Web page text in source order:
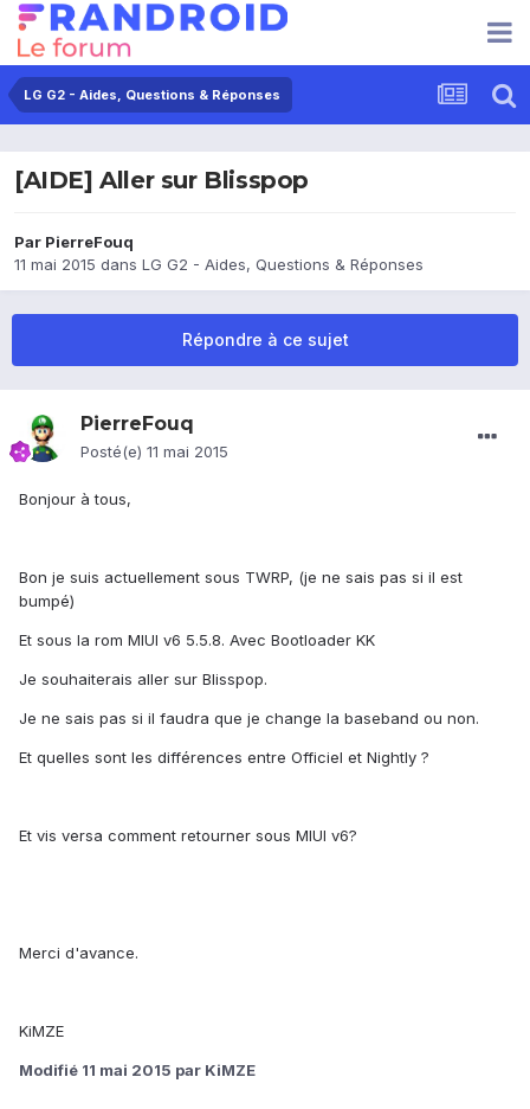
LG G2 - Aides, Questions & Réponses
[AIDE] Aller sur Blisspop
Par PierreFouq
11 mai 2015 dans LG G2 - Aides, Questions & Réponses
Répondre à ce sujet
PierreFouq
Posté(e) 11 mai 2015
Bonjour à tous,
Bon je suis actuellement sous TWRP, (je ne sais pas si il est
bumpé)
Et sous la rom MIUI v6 5.5.8. Avec Bootloader KK
Je souhaiterais aller sur Blisspop.
Je ne sais pas si il faudra que je change la baseband ou non.
Et quelles sont les différences entre Officiel et Nightly ?
Et vis versa comment retourner sous MIUI v6?
Merci d'avance.
KiMZE
Modifié 11 mai 2015 par KiMZE